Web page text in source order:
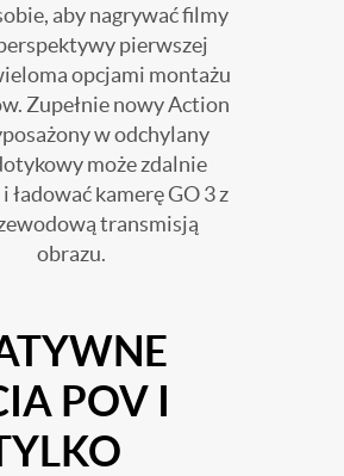
aby nagrywać filmy
pierwszej
opcjami montażu
Zupełnie nowy Action
w odchylany
może zdalnie
ładować kamerę GO 3 z
transmisją
obrazu.
POV I